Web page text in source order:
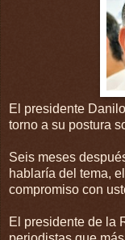
El presidente
torno a su postura
Seis meses
hablaría del tema,
compromiso con
El presidente de la